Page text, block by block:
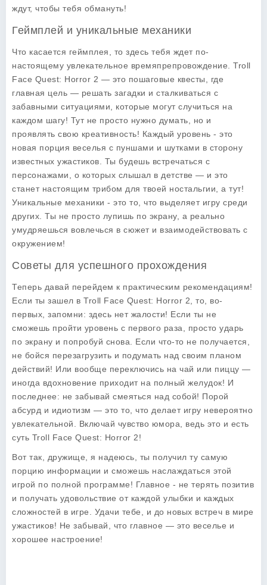
ждут, чтобы тебя обмануть!
Геймплей и уникальные механики
Что касается геймплея, то здесь тебя ждет по-
настоящему увлекательное времяпрепровождение. Troll
Face Quest: Horror 2 — это пошаговые квесты, где
главная цель — решать загадки и сталкиваться с
забавными ситуациями, которые могут случиться на
каждом шагу! Тут не просто нужно думать, но и
проявлять свою креативность! Каждый уровень - это
новая порция веселья с пуншами и шутками в сторону
известных ужастиков. Ты будешь встречаться с
персонажами, о которых слышал в детстве — и это
станет настоящим трибом для твоей ностальгии, а тут!
Уникальные механики - это то, что выделяет игру среди
других. Ты не просто лупишь по экрану, а реально
умудряешься вовлечься в сюжет и взаимодействовать с
окружением!
Советы для успешного прохождения
Теперь давай перейдем к практическим рекомендациям!
Если ты зашел в Troll Face Quest: Horror 2, то, во-
первых, запомни: здесь нет жалости! Если ты не
сможешь пройти уровень с первого раза, просто ударь
по экрану и попробуй снова. Если что-то не получается,
не бойся перезагрузить и подумать над своим планом
действий! Или вообще переключись на чай или пиццу —
иногда вдохновение приходит на полный желудок! И
последнее: не забывай смеяться над собой! Порой
абсурд и идиотизм — это то, что делает игру невероятно
увлекательной. Включай чувство юмора, ведь это и есть
суть Troll Face Quest: Horror 2!
Вот так, дружище, я надеюсь, ты получил ту самую
порцию информации и сможешь наслаждаться этой
игрой по полной программе! Главное - не терять позитив
и получать удовольствие от каждой улыбки и каждых
сложностей в игре. Удачи тебе, и до новых встреч в мире
ужастиков! Не забывай, что главное — это веселье и
хорошее настроение!